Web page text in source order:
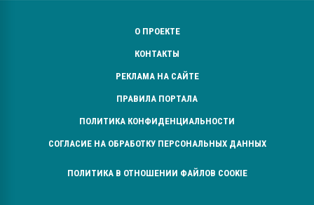
О ПРОЕКТЕ
КОНТАКТЫ
РЕКЛАМА НА САЙТЕ
ПРАВИЛА ПОРТАЛА
ПОЛИТИКА КОНФИДЕНЦИАЛЬНОСТИ
СОГЛАСИЕ НА ОБРАБОТКУ ПЕРСОНАЛЬНЫХ ДАННЫХ
ПОЛИТИКА В ОТНОШЕНИИ ФАЙЛОВ COOKIE